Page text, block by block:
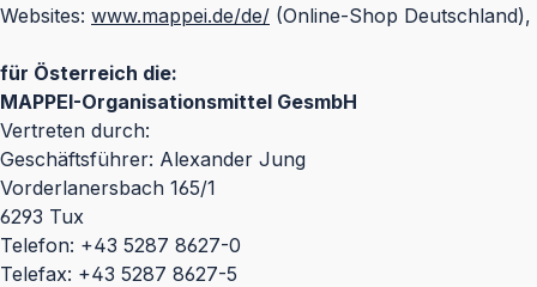
Websites: www.mappei.de/de/ (Online-Shop Deutschland),
für Österreich die:
MAPPEI-Organisationsmittel GesmbH
Vertreten durch:
Geschäftsführer: Alexander Jung
Vorderlanersbach 165/1
6293 Tux
Telefon: +43 5287 8627-0
Telefax: +43 5287 8627-5